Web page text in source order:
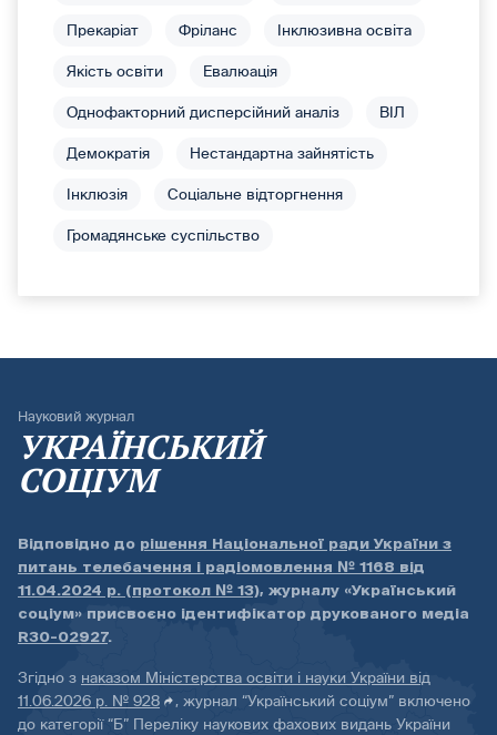
Прекаріат Фріланс Інклюзивна освіта
Якість освіти Евалюація
Однофакторний дисперсійний аналіз ВІЛ
Демократія Нестандартна зайнятість
Інклюзія Соціальне відторгнення
Громадянське суспільство
Науковий журнал
УКРАЇНСЬКИЙ
СОЦІУМ
Відповідно до рішення Національної ради України з
питань телебачення і радіомовлення № 1168 від
11.04.2024 р. (протокол № 13), журналу «Український
соціум» присвоєно ідентифікатор друкованого медіа
R30-02927.
Згідно з наказом Міністерства освіти і науки України від
11.06.2026 р. № 928
, журнал “Український соціум” включено
до категорії “Б” Переліку наукових фахових видань України